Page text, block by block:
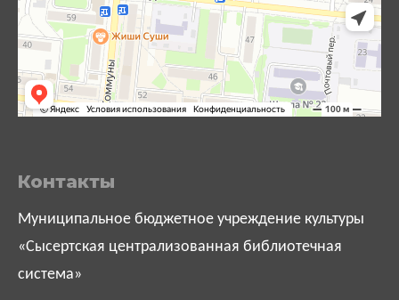
Контакты
Муниципальное бюджетное учреждение культуры
«Сысертская централизованная библиотечная
система»